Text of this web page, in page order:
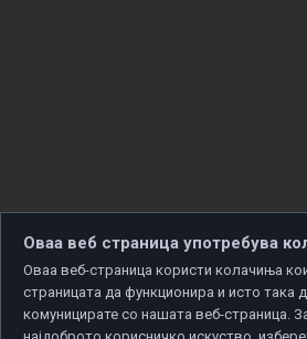
Оваа веб страница употребува
Оваа веб-страница користи колачиња
страницата да функционира и исто така
комуницирате со нашата веб-страница.